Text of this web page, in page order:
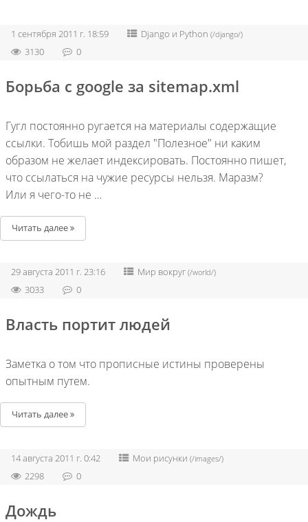
1 сентября 2011 г. 18:59 Django и Python(/django/)
3130 0
Борьба с google за sitemap.xml
Гугл постоянно ругается на материалы содержащие
ссылки. Тобишь мой раздел "Полезное" ни каким
образом не желает индексировать. Постоянно пишет,
что ссылаться на чужие ресурсы нельзя. Маразм?
Или я чего-то не …
Читать далее
29 августа 2011 г. 23:16 Мир вокруг(/world/)
3033 0
Власть портит людей
Заметка о том что прописные истины проверены
опытным путем.
Читать далее
14 августа 2011 г. 0:42 Мои рисунки(/images/)
2298 0
Дождь